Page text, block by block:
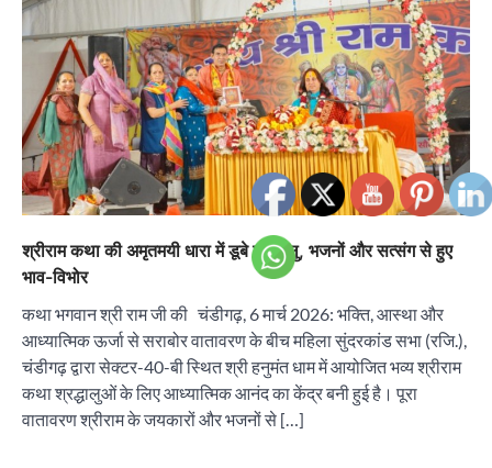
श्रीराम कथा की अमृतमयी धारा में डूबे श्रद्धालु, भजनों और सत्संग से हुए
भाव-विभोर
कथा भगवान श्री राम जी की चंडीगढ़, 6 मार्च 2026: भक्ति, आस्था और
आध्यात्मिक ऊर्जा से सराबोर वातावरण के बीच महिला सुंदरकांड सभा (रजि.),
चंडीगढ़ द्वारा सेक्टर-40-बी स्थित श्री हनुमंत धाम में आयोजित भव्य श्रीराम
कथा श्रद्धालुओं के लिए आध्यात्मिक आनंद का केंद्र बनी हुई है। पूरा
वातावरण श्रीराम के जयकारों और भजनों से […]